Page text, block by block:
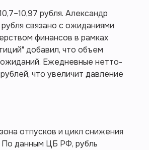
рубля. Александр
связано с ожиданиями
финансов в рамках
добавил, что объем
Ежедневные нетто-
что увеличит давление
отпусков и цикл снижения
По данным ЦБ РФ, рубль